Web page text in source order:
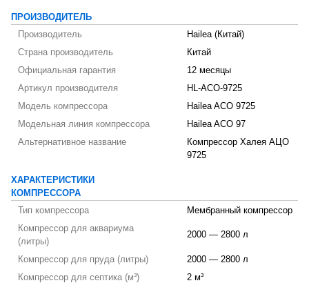
ПРОИЗВОДИТЕЛЬ
Производитель
Hailea (Китай)
Страна производитель
Китай
Официальная гарантия
12 месяцы
Артикул производителя
HL-ACO-9725
Модель компрессора
Hailea ACO 9725
Модельная линия компрессора
Hailea ACO 97
Альтернативное название
Компрессор Халея АЦО
9725
ХАРАКТЕРИСТИКИ
КОМПРЕССОРА
Тип компрессора
Мембранный компрессор
Компрессор для аквариума
(литры)
2000 — 2800 л
Компрессор для пруда (литры)
2000 — 2800 л
Компрессор для септика (м³)
2 м³